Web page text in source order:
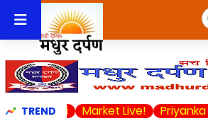
TREND
Market Live! Priyanka Chopra